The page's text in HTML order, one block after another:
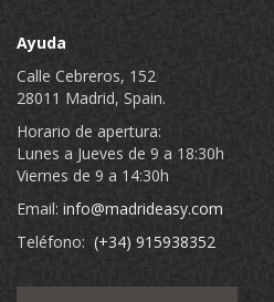
Ayuda
Calle Cebreros, 152
28011 Madrid, Spain.
Horario de apertura:
Lunes a Jueves de 9 a 18:30h
Viernes de 9 a 14:30h
Email: info@madrideasy.com
Teléfono: (+34) 915938352